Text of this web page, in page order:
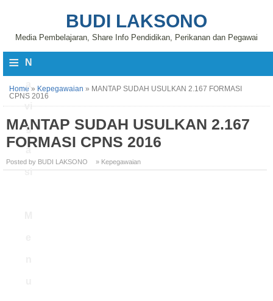
BUDI LAKSONO
Media Pembelajaran, Share Info Pendidikan, Perikanan dan Pegawai
≡ N
vi
g
a
si
Home » Kepegawaian » MANTAP SUDAH USULKAN 2.167 FORMASI
CPNS 2016
MANTAP SUDAH USULKAN 2.167
FORMASI CPNS 2016
Posted by BUDI LAKSONO » Kepegawaian